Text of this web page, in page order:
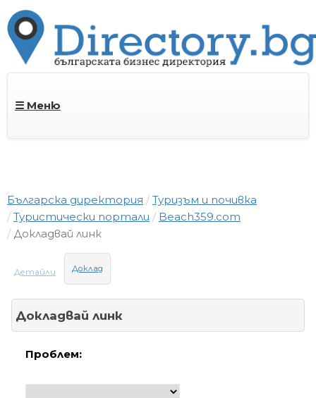
☰ Меню
Българска директория
Туризъм и почивка
Туристически портали
Beach359.com
Докладвай линк
Детайли Доклад
Докладвай линк
Проблем: